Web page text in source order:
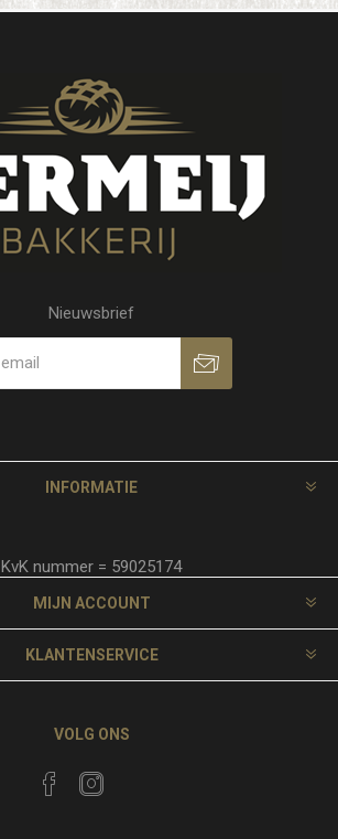
Nieuwsbrief
INFORMATIE
KvK nummer = 59025174
MIJN ACCOUNT
KLANTENSERVICE
VOLG ONS